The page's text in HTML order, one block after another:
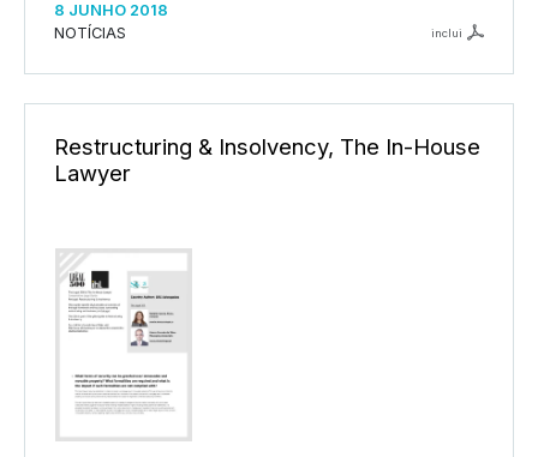
8 JUNHO 2018
NOTÍCIAS
inclui
Restructuring & Insolvency, The In-House
Lawyer